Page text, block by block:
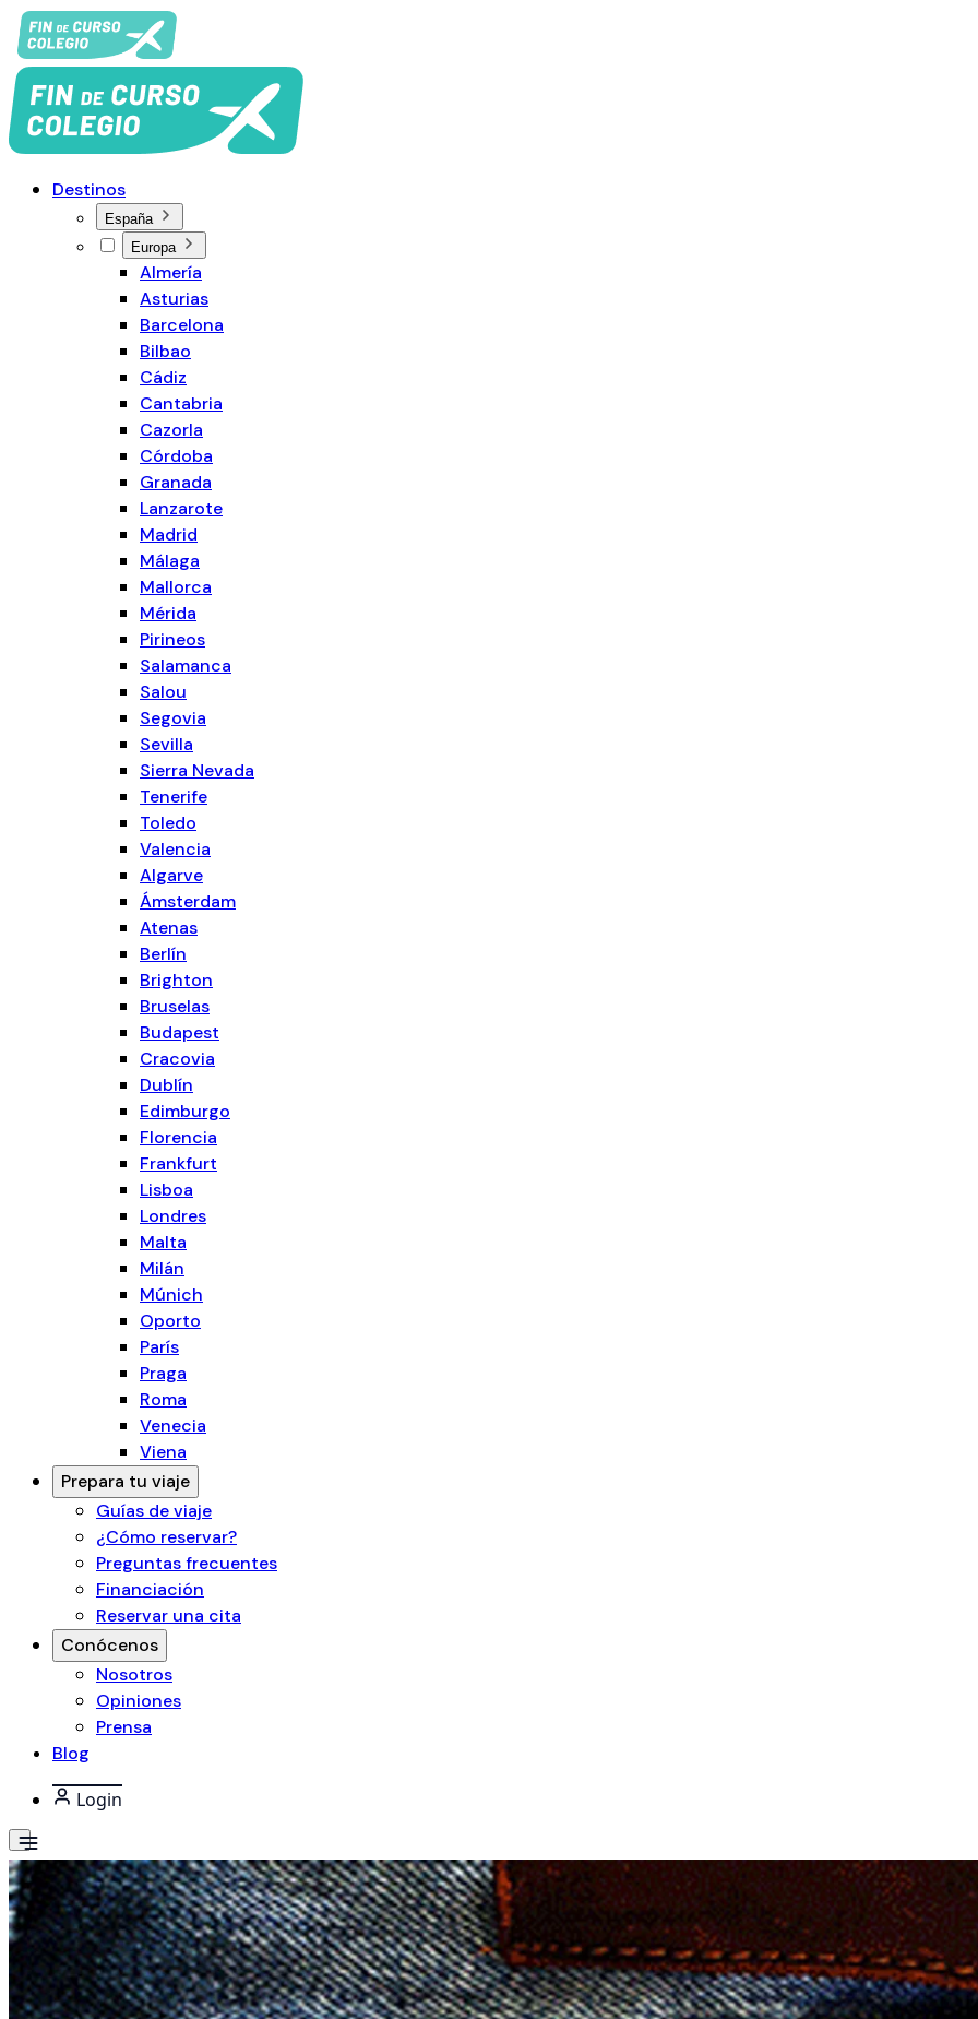
Destinos
España
Europa
Almería
Asturias
Barcelona
Bilbao
Cádiz
Cantabria
Cazorla
Córdoba
Granada
Lanzarote
Madrid
Málaga
Mallorca
Mérida
Pirineos
Salamanca
Salou
Segovia
Sevilla
Sierra Nevada
Tenerife
Toledo
Valencia
Algarve
Ámsterdam
Atenas
Berlín
Brighton
Bruselas
Budapest
Cracovia
Dublín
Edimburgo
Florencia
Frankfurt
Lisboa
Londres
Malta
Milán
Múnich
Oporto
París
Praga
Roma
Venecia
Viena
Prepara tu viaje
Guías de viaje
¿Cómo reservar?
Preguntas frecuentes
Financiación
Reservar una cita
Conócenos
Nosotros
Opiniones
Prensa
Blog
Login